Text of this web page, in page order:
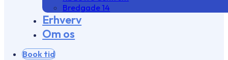
Bredgade 14
Erhverv
Om os
Book tid